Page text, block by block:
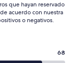
que hayan reservado
acuerdo con nuestra
o negativos.
68